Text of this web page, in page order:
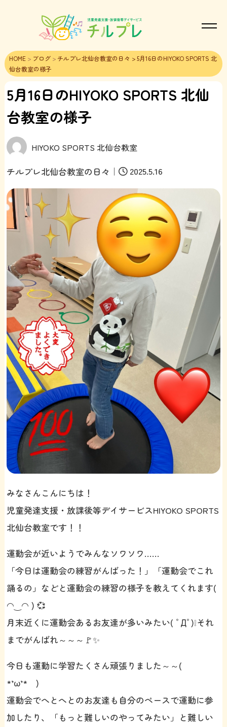
HOME> ブログ> チルプレ北仙台教室の日々 > 5月16日のHIYOKO SPORTS 北
仙台教室の様子
5月16日のHIYOKO SPORTS 北仙
台教室の様子
HIYOKO SPORTS 北仙台教室
チルプレ北仙台教室の日々 ｜ 2025.5.16
みなさんこんにちは！
児童発達支援・放課後等デイサービスHIYOKO SPORTS
北仙台教室です！！
運動会が近いようでみんなソワソワ……
「今日は運動会の練習がんばった！」「運動会でこれ
踊るの」などと運動会の練習の様子を教えてくれます(
◠‿◠ ) 💞
月末近くに運動会あるお友達が多いみたい( ﾟДﾟ)❕それ
までがんばれ～～～🚩✨
今日も運動に学習たくさん頑張りました～～(
*’ω’* )
運動会でへとへとのお友達も自分のペースで運動に参
加したり、「もっと難しいのやってみたい」と難しい